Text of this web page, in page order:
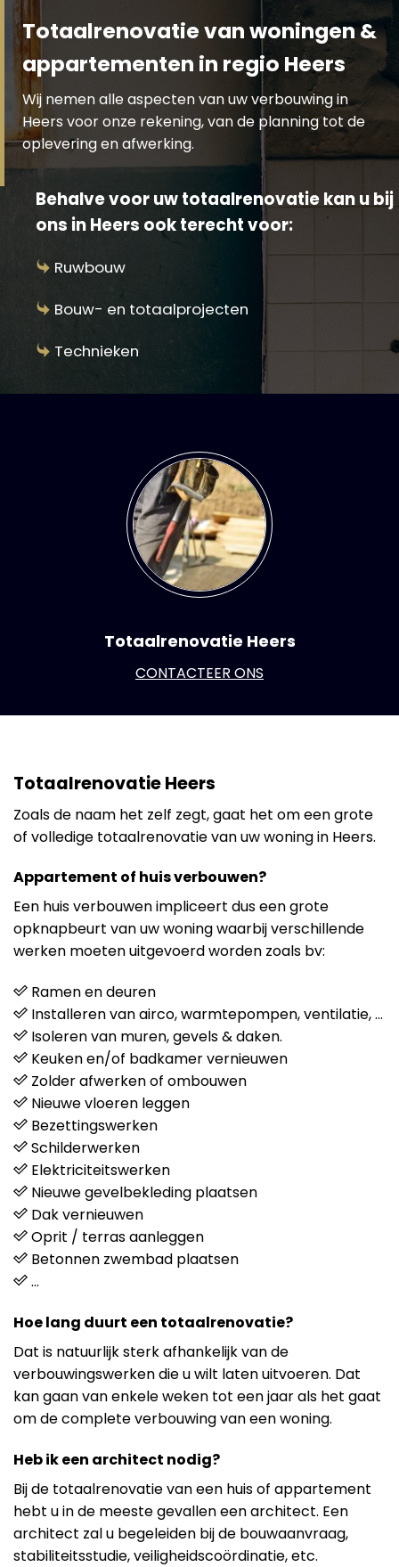
Totaalrenovatie van woningen &
appartementen in regio Heers
Wij nemen alle aspecten van uw verbouwing in
Heers voor onze rekening, van de planning tot de
oplevering en afwerking.
Behalve voor uw totaalrenovatie kan u bij
ons in Heers ook terecht voor:
Ruwbouw
Bouw- en totaalprojecten
Technieken
Totaalrenovatie Heers
CONTACTEER ONS
Totaalrenovatie Heers
Zoals de naam het zelf zegt, gaat het om een grote
of volledige totaalrenovatie van uw woning in Heers.
Appartement of huis verbouwen?
Een huis verbouwen impliceert dus een grote
opknapbeurt van uw woning waarbij verschillende
werken moeten uitgevoerd worden zoals bv:
Ramen en deuren
Installeren van airco, warmtepompen, ventilatie, …
Isoleren van muren, gevels & daken.
Keuken en/of badkamer vernieuwen
Zolder afwerken of ombouwen
Nieuwe vloeren leggen
Bezettingswerken
Schilderwerken
Elektriciteitswerken
Nieuwe gevelbekleding plaatsen
Dak vernieuwen
Oprit / terras aanleggen
Betonnen zwembad plaatsen
…
Hoe lang duurt een totaalrenovatie?
Dat is natuurlijk sterk afhankelijk van de
verbouwingswerken die u wilt laten uitvoeren. Dat
kan gaan van enkele weken tot een jaar als het gaat
om de complete verbouwing van een woning.
Heb ik een architect nodig?
Bij de totaalrenovatie van een huis of appartement
hebt u in de meeste gevallen een architect. Een
architect zal u begeleiden bij de bouwaanvraag,
stabiliteitsstudie, veiligheidscoördinatie, etc.